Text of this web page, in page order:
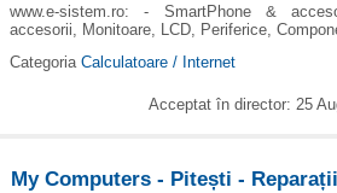
www.e-sistem.ro: - SmartPhone &
accesorii, Monitoare, LCD, Periferice,
Categoria Calculatoare / Internet
Acceptat în director: 25
My Computers - Pitești -